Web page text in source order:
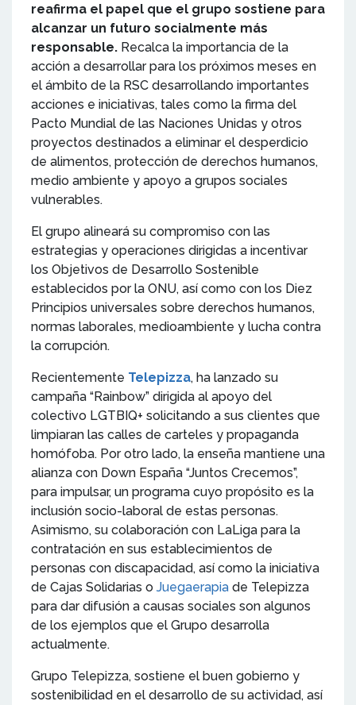
reafirma el papel que el grupo sostiene para
alcanzar un futuro socialmente más
responsable. Recalca la importancia de la
acción a desarrollar para los próximos meses en
el ámbito de la RSC desarrollando importantes
acciones e iniciativas, tales como la firma del
Pacto Mundial de las Naciones Unidas y otros
proyectos destinados a eliminar el desperdicio
de alimentos, protección de derechos humanos,
medio ambiente y apoyo a grupos sociales
vulnerables.
El grupo alineará su compromiso con las
estrategias y operaciones dirigidas a incentivar
los Objetivos de Desarrollo Sostenible
establecidos por la ONU, así como con los Diez
Principios universales sobre derechos humanos,
normas laborales, medioambiente y lucha contra
la corrupción.
Recientemente Telepizza, ha lanzado su
campaña “Rainbow” dirigida al apoyo del
colectivo LGTBIQ+ solicitando a sus clientes que
limpiaran las calles de carteles y propaganda
homófoba. Por otro lado, la enseña mantiene una
alianza con Down España “Juntos Crecemos”,
para impulsar, un programa cuyo propósito es la
inclusión socio-laboral de estas personas.
Asimismo, su colaboración con LaLiga para la
contratación en sus establecimientos de
personas con discapacidad, así como la iniciativa
de Cajas Solidarias o Juegaerapia de Telepizza
para dar difusión a causas sociales son algunos
de los ejemplos que el Grupo desarrolla
actualmente.
Grupo Telepizza, sostiene el buen gobierno y
sostenibilidad en el desarrollo de su actividad, así